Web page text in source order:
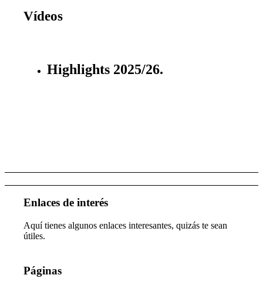
Vídeos
Highlights 2025/26.
Enlaces de interés
Aquí tienes algunos enlaces interesantes, quizás te sean
útiles.
Páginas